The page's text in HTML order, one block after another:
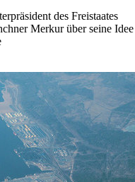
des Freistaates
Merkur über seine Idee